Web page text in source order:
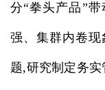
分“拳头产品”
强、集群内卷
题,研究制定务